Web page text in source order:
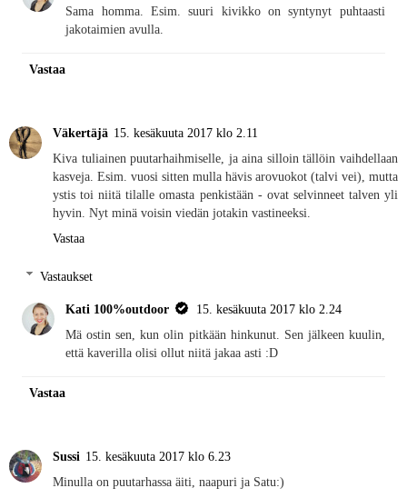
Sama homma. Esim. suuri kivikko on syntynyt puhtaasti
jakotaimien avulla.
Vastaa
Väkertäjä 15. kesäkuuta 2017 klo 2.11
Kiva tuliainen puutarhaihmiselle, ja aina silloin tällöin vaihdellaan
kasveja. Esim. vuosi sitten mulla hävis arovuokot (talvi vei), mutta
ystis toi niitä tilalle omasta penkistään - ovat selvinneet talven yli
hyvin. Nyt minä voisin viedän jotakin vastineeksi.
Vastaa
Vastaukset
Kati 100%outdoor
15. kesäkuuta 2017 klo 2.24
Mä ostin sen, kun olin pitkään hinkunut. Sen jälkeen kuulin,
että kaverilla olisi ollut niitä jakaa asti :D
Vastaa
Sussi 15. kesäkuuta 2017 klo 6.23
Minulla on puutarhassa äiti, naapuri ja Satu:)